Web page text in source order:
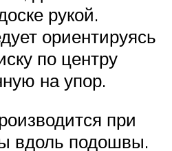
рукой.
ориентируясь
по центру
на упор.
при
вдоль подошвы.